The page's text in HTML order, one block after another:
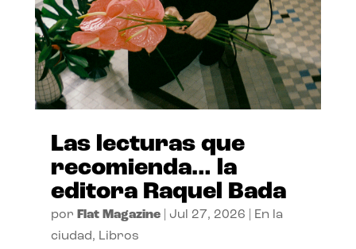
Las lecturas que
recomienda… la
editora Raquel Bada
por Flat Magazine| Jul 27, 2026
En la
ciudad, Libros